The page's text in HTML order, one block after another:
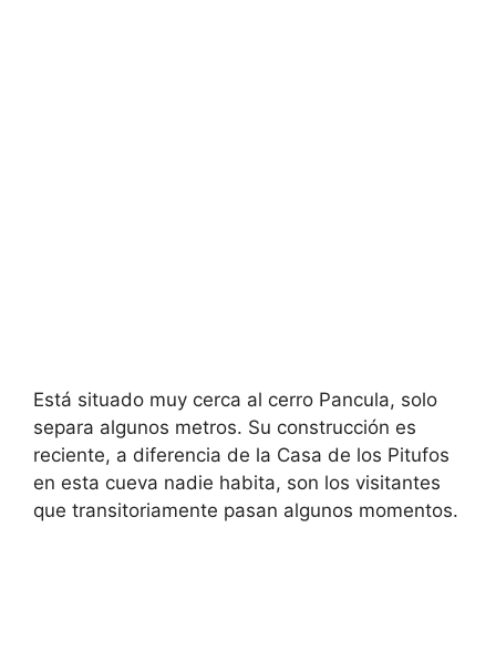
Está situado muy cerca al cerro Pancula, solo
separa algunos metros. Su construcción es
reciente, a diferencia de la Casa de los Pitufos
en esta cueva nadie habita, son los visitantes
que transitoriamente pasan algunos momentos.